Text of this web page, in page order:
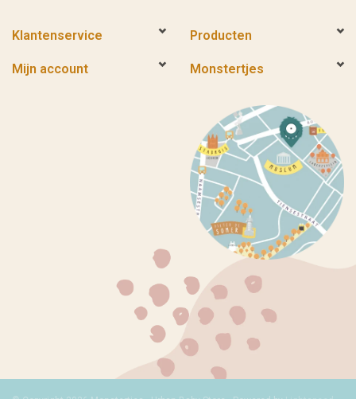
Klantenservice Producten
Mijn account Monstertjes